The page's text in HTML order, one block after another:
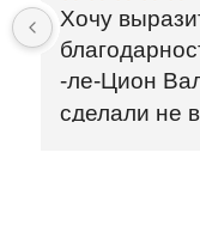
дело по
огромное